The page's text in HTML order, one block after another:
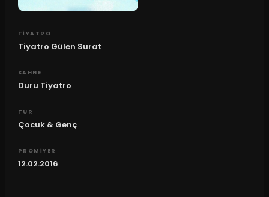
TIYATRO
Tiyatro Gülen Surat
SAHNE
Duru Tiyatro
TUR
Çocuk & Genç
PROMIYER
12.02.2016